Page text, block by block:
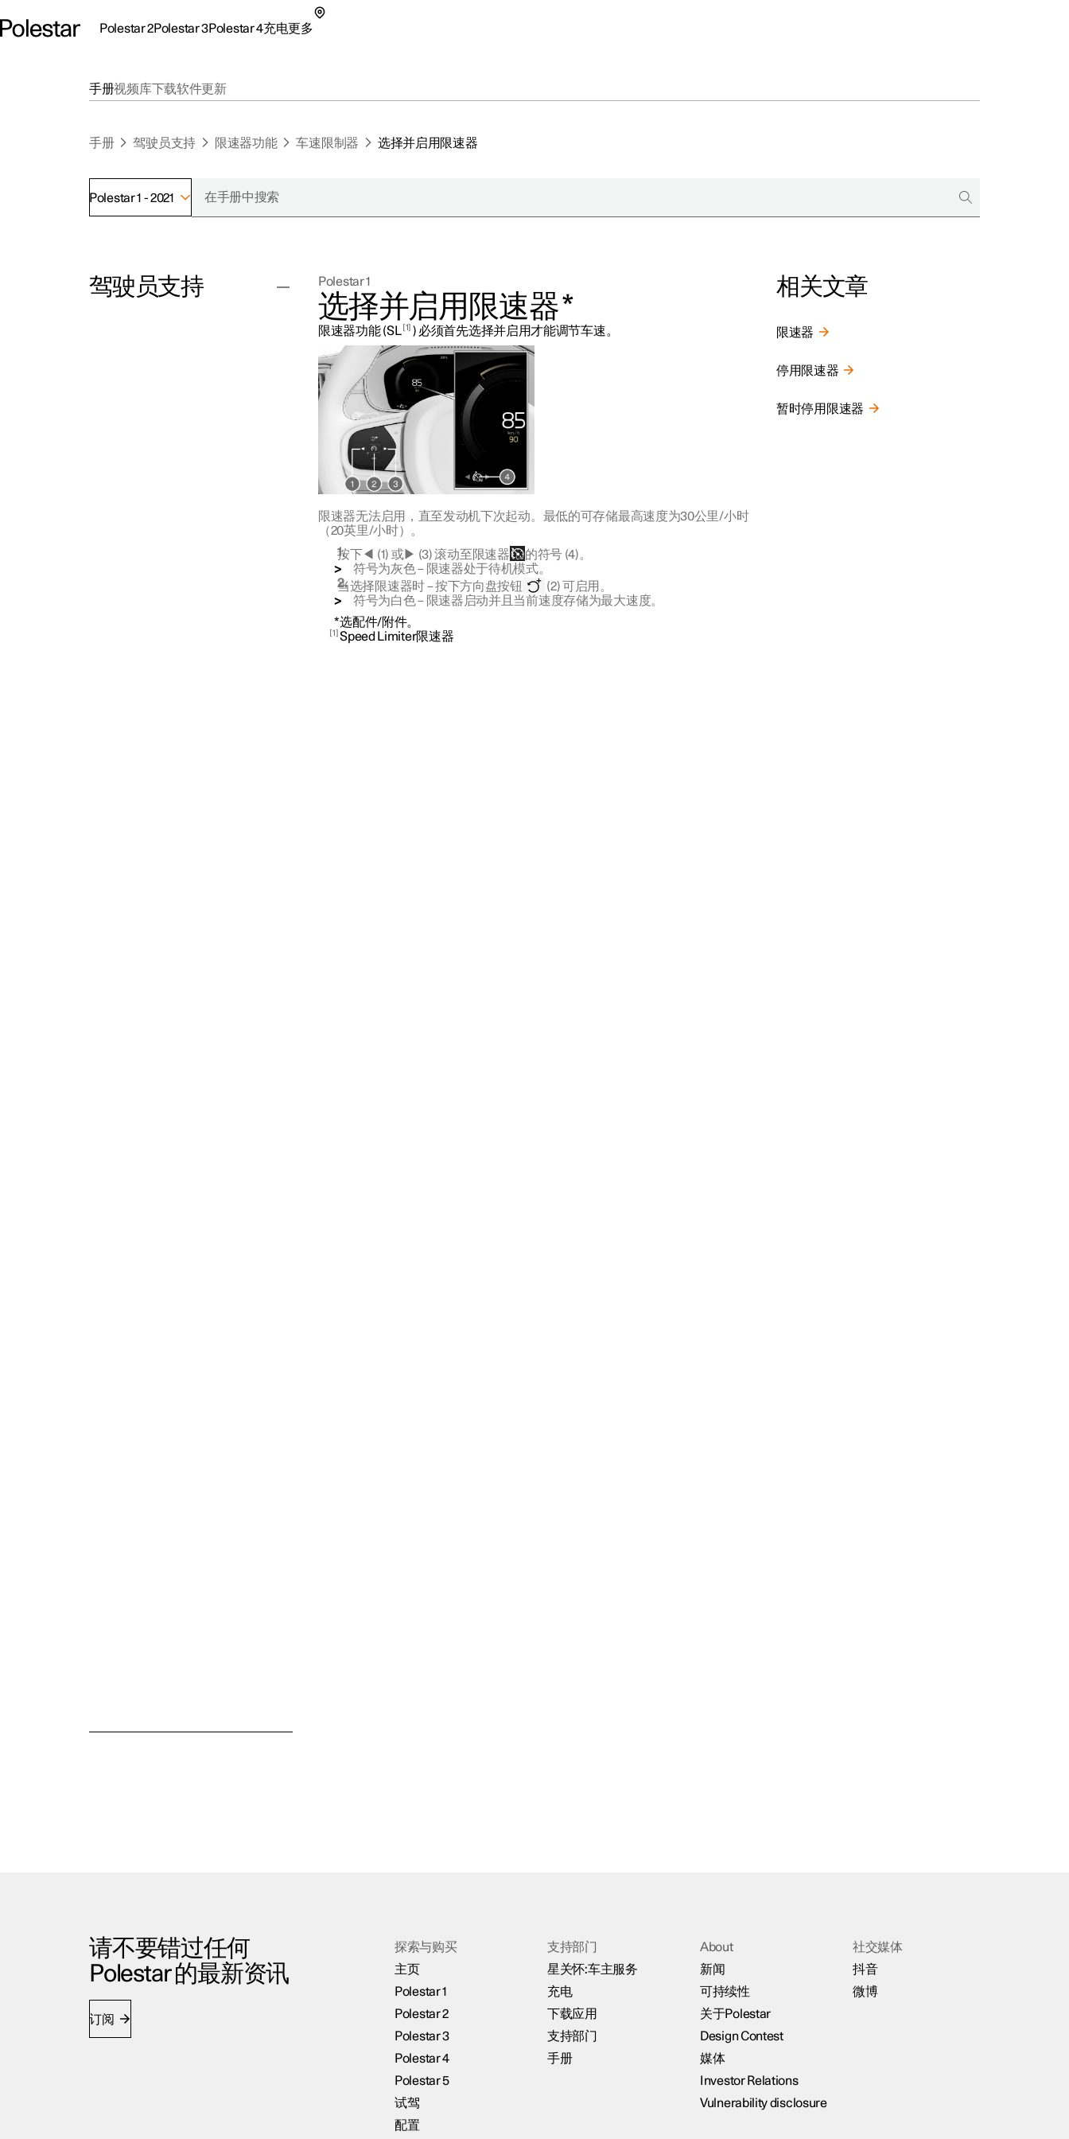
Polestar 2Polestar 3Polestar 4充电更多
联系我们
探索Polestar 3
公共充电
车主服务
新闻
注册新闻简报
（在新窗口中打开）
手册视频库下载软件更新
手册 驾驶员支持 限速器功能 车速限制器 选择并启用限速器
Polestar 1 - 2021
驾驶员支持 Polestar 1
选择并启用限速器*
限速器功能 (SL 1 ) 必须首先选择并启用才能调节车速。
限速器无法启用，直至发动机下次起动。最低的可存储最高速度为30公里/小时
（20英里/小时）。
按下◀ (1) 或▶ (3) 滚动至限速器
的符号 (4)。
符号为灰色 – 限速器处于待机模式。
当选择限速器时 – 按下方向盘按钮
(2) 可启用。
符号为白色 – 限速器启动并且当前速度存储为最大速度。
*选配件/附件。
1 Speed Limiter限速器
相关文章
限速器
停用限速器
暂时停用限速器
请不要错过任何
Polestar 的最新资讯
订阅
探索与购买
主页
Polestar 1
Polestar 2
Polestar 3
Polestar 4
Polestar 5
试驾
配置
支持部门
星关怀:车主服务
充电
下载应用
支持部门
手册
About
新闻
可持续性
关于Polestar
Design Contest
媒体
Investor Relations
Vulnerability disclosure
社交媒体
抖音
微博